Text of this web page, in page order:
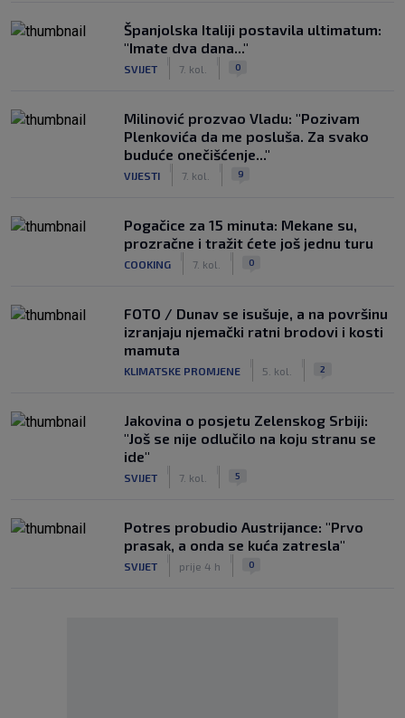
Španjolska Italiji postavila ultimatum:
"Imate dva dana..."
SVIJET 7. kol. 0
Milinović prozvao Vladu: "Pozivam
Plenkovića da me posluša. Za svako
buduće onečišćenje..."
VIJESTI 7. kol. 9
Pogačice za 15 minuta: Mekane su,
prozračne i tražit ćete još jednu turu
COOKING 7. kol. 0
FOTO / Dunav se isušuje, a na površinu
izranjaju njemački ratni brodovi i kosti
mamuta
KLIMATSKE PROMJENE 5. kol. 2
Jakovina o posjetu Zelenskog Srbiji:
"Još se nije odlučilo na koju stranu se
ide"
SVIJET 7. kol. 5
Potres probudio Austrijance: "Prvo
prasak, a onda se kuća zatresla"
SVIJET prije 4 h 0